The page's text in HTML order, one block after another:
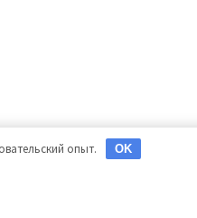
опыт. OK